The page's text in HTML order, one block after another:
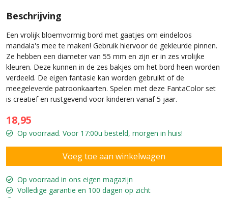
Beschrijving
Een vrolijk bloemvormig bord met gaatjes om eindeloos
mandala's mee te maken! Gebruik hiervoor de gekleurde pinnen.
Ze hebben een diameter van 55 mm en zijn er in zes vrolijke
kleuren. Deze kunnen in de zes bakjes om het bord heen worden
verdeeld. De eigen fantasie kan worden gebruikt of de
meegeleverde patroonkaarten. Spelen met deze FantaColor set
is creatief en rustgevend voor kinderen vanaf 5 jaar.
18,95
Op voorraad. Voor 17:00u besteld, morgen in huis!
Op voorraad in ons eigen magazijn
Volledige garantie en 100 dagen op zicht